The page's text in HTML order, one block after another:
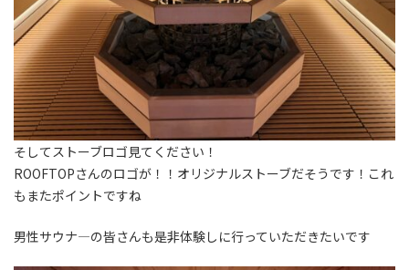
そしてストーブロゴ見てください！
ROOFTOPさんのロゴが！！オリジナルストーブだそうです！これ
もまたポイントですね
男性サウナ―の皆さんも是非体験しに行っていただきたいです